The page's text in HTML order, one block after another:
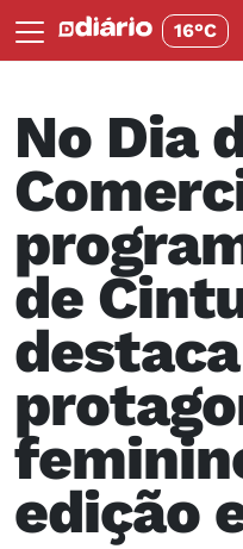
16°C
No Dia
de
edição